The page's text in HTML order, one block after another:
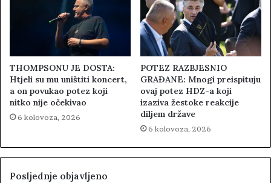
THOMPSONU JE DOSTA:
Htjeli su mu uništiti koncert,
a on povukao potez koji
nitko nije očekivao
6 kolovoza, 2026
POTEZ RAZBJESNIO
GRAĐANE: Mnogi preispituju
ovaj potez HDZ-a koji
izaziva žestoke reakcije
diljem države
6 kolovoza, 2026
Posljednje objavljeno